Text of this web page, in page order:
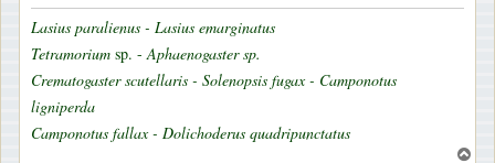
Lasius paralienus - Lasius emarginatus
Tetramorium sp. -Aphaenogaster sp.
Crematogaster scutellaris - Solenopsis fugax - Camponotus
ligniperda
Camponotus fallax - Dolichoderus quadripunctatus